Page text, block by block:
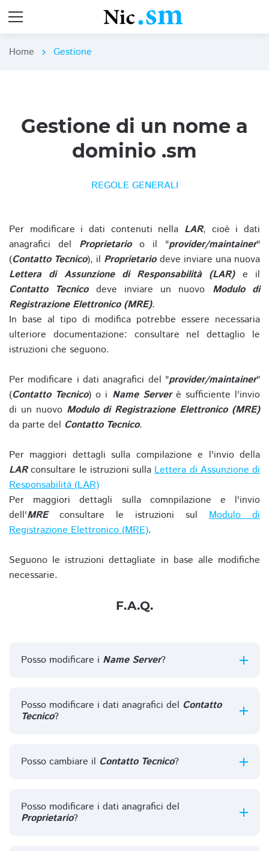
Home chevron_right Gestione
Gestione di un nome a
dominio .sm
REGOLE GENERALI
Per modificare i dati contenuti nella LAR, cioè i dati
anagrafici del Proprietarioo il "provider/maintainer"
(Contatto Tecnico), il Proprietariodeve inviare una nuova
Lettera di Assunzione di Responsabilità (LAR)e il
Contatto Tecnicodeve inviare un nuovo Modulo di
Registrazione Elettronico (MRE).
In base al tipo di modifica potrebbe essere necessaria
ulteriore documentazione: consultare nel dettaglio le
istruzioni che seguono.
Per modificare i dati anagrafici del "provider/maintainer"
(Contatto Tecnico) o i Name Serverè sufficiente l'invio
di un nuovo Modulo di Registrazione Elettronico (MRE)
da parte del Contatto Tecnico.
Per maggiori dettagli sulla compilazione e l'invio della
LARconsultare le istruzioni sullaLettera di Assunzione di
Responsabilità (LAR)
Per maggiori dettagli sulla comnpilazione e l'invio
dell'MREconsultare le istruzioni sul Modulo di
Registrazione Elettronico (MRE).
Seguono le istruzioni dettagliate in base alle modifiche
necessarie.
F.A.Q.
Posso modificare i Name Server?
Posso modificare i dati anagrafici del Contatto
Tecnico?
Posso cambiare il Contatto Tecnico?
Posso modificare i dati anagrafici del
Proprietario?